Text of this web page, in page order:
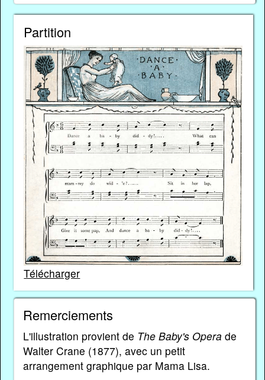
Partition
Télécharger
Remerciements
L'illustration provient de The Baby's Opera de
Walter Crane (1877), avec un petit
arrangement graphique par Mama Lisa.